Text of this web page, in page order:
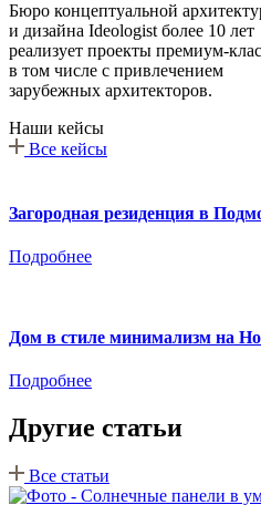
Бюро концептуальной
и дизайна Ideologist более 10 лет
реализует проекты премиум-
в том числе с привлечением
зарубежных архитекторов.
Наши кейсы
Все кейсы
Загородная резиденция в
Подробнее
Дом в стиле минимализм на
Подробнее
Другие статьи
Все статьи